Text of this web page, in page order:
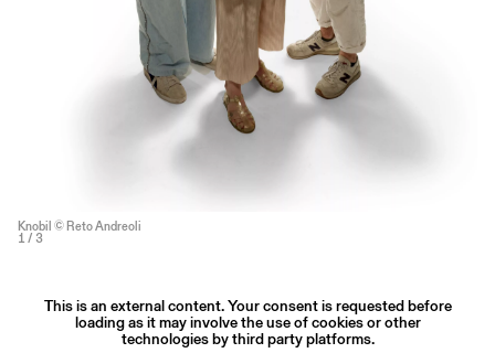
Knobil © Reto Andreoli
1 / 3
This is an external content. Your consent is requested before
loading as it may involve the use of cookies or other
technologies by third party platforms.